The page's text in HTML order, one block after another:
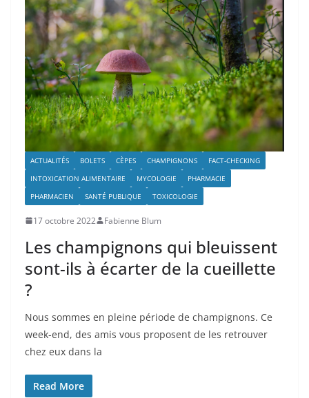
ACTUALITÉS BOLETS CÈPES CHAMPIGNONS
FACT-CHECKING
INTOXICATION ALIMENTAIRE
MYCOLOGIE
PHARMACIE
PHARMACIEN
SANTÉ PUBLIQUE TOXICOLOGIE
17 octobre 2022 Fabienne Blum
Les champignons qui bleuissent
sont-ils à écarter de la cueillette
?
Nous sommes en pleine période de champignons. Ce
week-end, des amis vous proposent de les retrouver
chez eux dans la
Read More